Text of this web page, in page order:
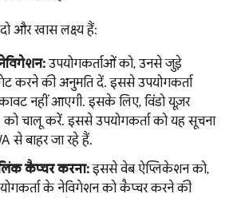
और खास लक्ष्य हैं:
उपयोगकर्ताओं को, उनसे जुड़े
करने की अनुमति दें. इससे उपयोगकर्ता
नहीं आएगी. इसके लिए, विंडो यूज़र
चालू करें. इससे उपयोगकर्ता को यह सूचना
से बाहर जा रहे हैं.
कैप्चर करना:इससे वेब ऐप्लिकेशन को,
के नेविगेशन को कैप्चर करने की